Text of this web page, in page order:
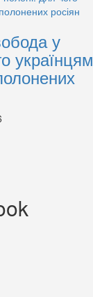
у
українцям